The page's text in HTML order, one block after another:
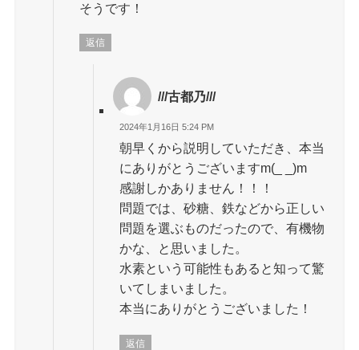
そうです！
返信
///古都乃///
2024年1月16日 5:24 PM
朝早くから説明していただき、本当
にありがとうございますm(_ _)m
感謝しかありません！！！
問題では、砂糖、鉄などから正しい
問題を選ぶものだったので、有機物
かな、と思いました。
水素という可能性もあると知って驚
いてしまいました。
本当にありがとうございました！
返信